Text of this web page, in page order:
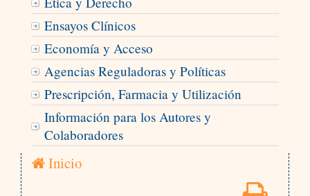
Ensayos Clínicos
Economía y Acceso
Agencias Reguladoras y Políticas
Prescripción, Farmacia y Utilización
Información para los Autores y
Colaboradores
Inicio